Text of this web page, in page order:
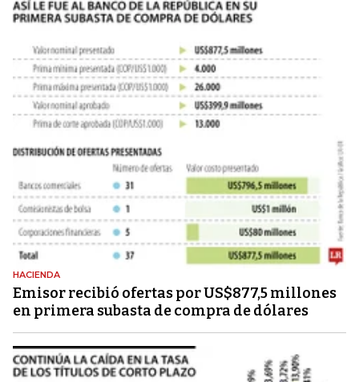
HACIENDA
Emisor recibió ofertas por US$877,5 millones
en primera subasta de compra de dólares